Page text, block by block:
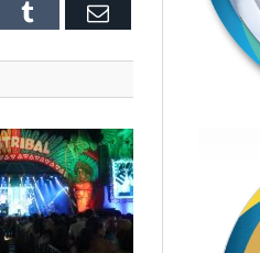
Tumblr Email